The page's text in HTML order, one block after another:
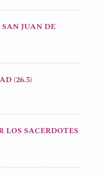
JUAN DE
(26.5)
LOS SACERDOTES